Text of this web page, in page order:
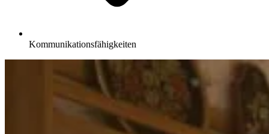
Kommunikationsfähigkeiten